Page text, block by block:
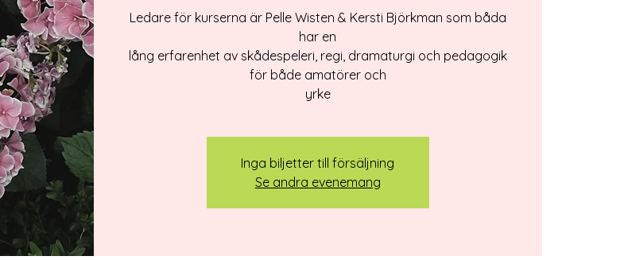
​Ledare för kurserna är Pelle Wisten & Kersti Björkman som båda
har en
lång erfarenhet av skådespeleri, regi, dramaturgi och pedagogik
för både amatörer och
yrke
Inga biljetter till försäljning
Se andra evenemang